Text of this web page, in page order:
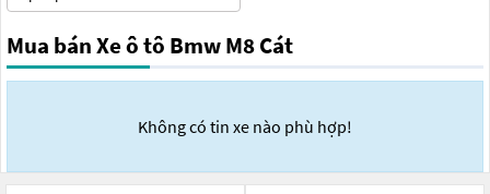
Mua bán Xe ô tô Bmw M8 Cát
Không có tin xe nào phù hợp!